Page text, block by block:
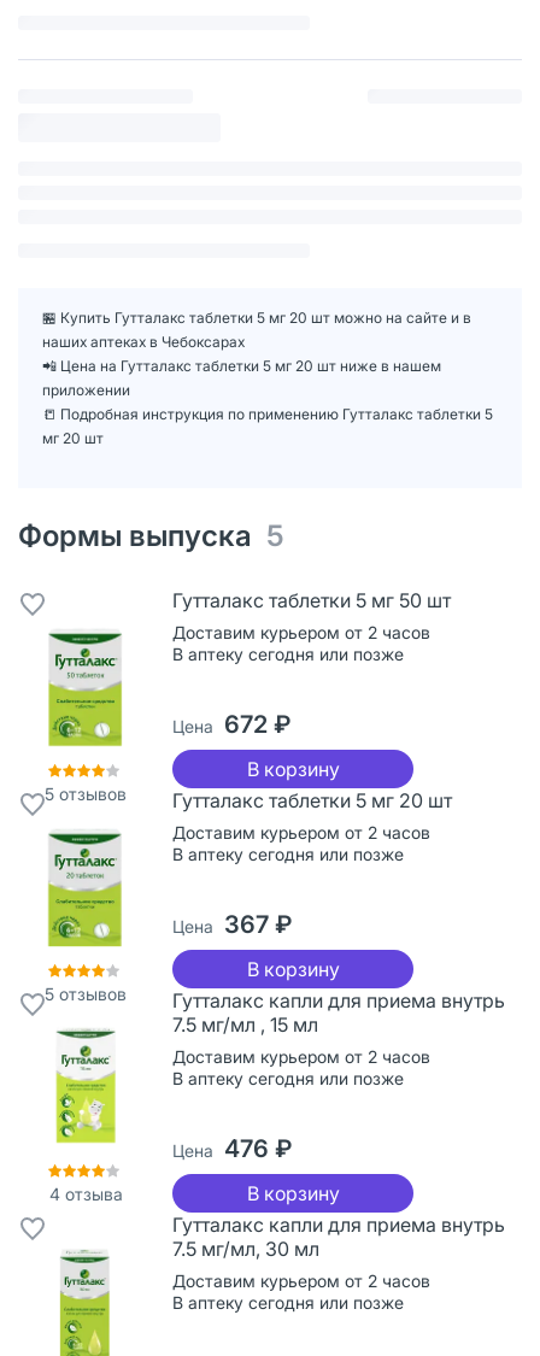
🏪 Купить Гутталакс таблетки 5 мг 20 шт можно на сайте и в
наших аптеках в Чебоксарах
📲 Цена на Гутталакс таблетки 5 мг 20 шт ниже в нашем
приложении
📒 Подробная инструкция по применению Гутталакс таблетки 5
мг 20 шт
Формы выпуска 5
5 отзывов
Гутталакс таблетки 5 мг 50 шт
Доставим курьером от 2 часов
В аптеку сегодня или позже
Цена 672 ₽
В корзину
5 отзывов
Гутталакс таблетки 5 мг 20 шт
Доставим курьером от 2 часов
В аптеку сегодня или позже
Цена 367 ₽
В корзину
4отзыва
Гутталакс капли для приема внутрь
7.5 мг/мл , 15 мл
Доставим курьером от 2 часов
В аптеку сегодня или позже
Цена 476 ₽
В корзину
Гутталакс капли для приема внутрь
7.5 мг/мл, 30 мл
Доставим курьером от 2 часов
В аптеку сегодня или позже